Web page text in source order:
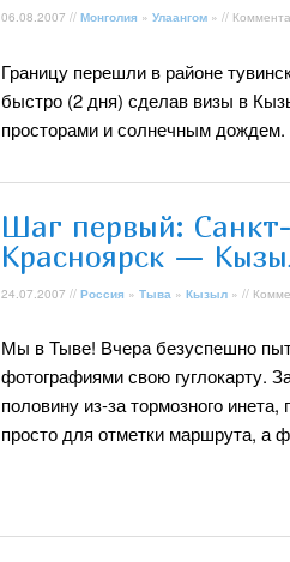
06.08.2007 // Монголия » Улаангом » //
Границу перешли в районе
быстро (2 дня) сделав визы в
просторами и солнечным дождем.
Шаг первый:
Красноярск —
24.07.2007 // Россия » Тыва » Кызыл » //
Мы в Тыве! Вчера безуспешно
фотографиями свою гуглокарту.
половину из-за тормозного
просто для отметки маршрута, а